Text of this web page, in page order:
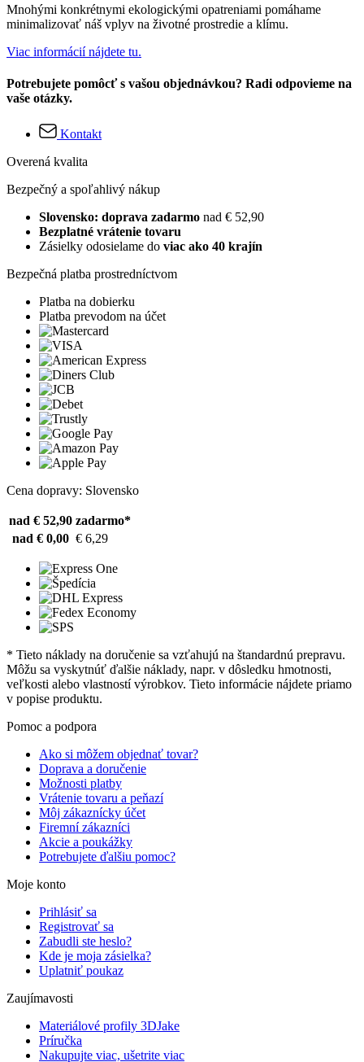
Mnohými konkrétnymi ekologickými opatreniami pomáhame
minimalizovať náš vplyv na životné prostredie a klímu.
Viac informácií nájdete tu.
Potrebujete pomôcť s vašou objednávkou? Radi odpovieme na
vaše otázky.
Kontakt
Overená kvalita
Bezpečný a spoľahlivý nákup
Slovensko: doprava zadarmo nad € 52,90
Bezplatné vrátenie tovaru
Zásielky odosielame do viac ako 40 krajín
Bezpečná platba prostredníctvom
Platba na dobierku
Platba prevodom na účet
Cena dopravy: Slovensko
nad € 52,90 zadarmo*
nad € 0,00 € 6,29
* Tieto náklady na doručenie sa vzťahujú na štandardnú prepravu.
Môžu sa vyskytnúť ďalšie náklady, napr. v dôsledku hmotnosti,
veľkosti alebo vlastností výrobkov. Tieto informácie nájdete priamo
v popise produktu.
Pomoc a podpora
Ako si môžem objednať tovar?
Doprava a doručenie
Možnosti platby
Vrátenie tovaru a peňazí
Môj zákaznícky účet
Firemní zákazníci
Akcie a poukážky
Potrebujete ďalšiu pomoc?
Moje konto
Prihlásiť sa
Registrovať sa
Zabudli ste heslo?
Kde je moja zásielka?
Uplatniť poukaz
Zaujímavosti
Materiálové profily 3DJake
Príručka
Nakupujte viac, ušetrite viac